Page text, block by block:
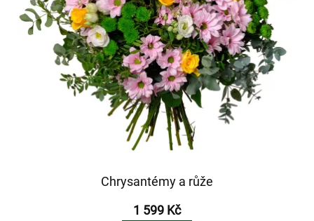
Chrysantémy a růže
1 599 Kč